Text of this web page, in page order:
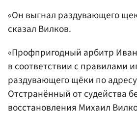
«Он выгнал раздувающего
сказал Вилков.
«Профпригодный арбитр
в соответствии с правилами
раздувающего щёки по
Отстранённый от судейства
восстановления Михаил